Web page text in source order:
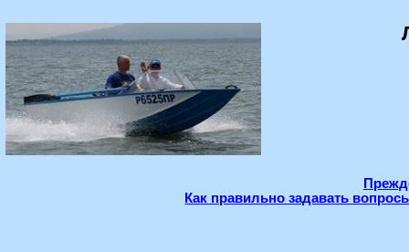
Как правильно задавать